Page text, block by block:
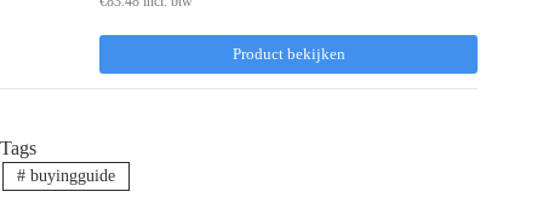
Product bekijken
Tags
#buyingguide